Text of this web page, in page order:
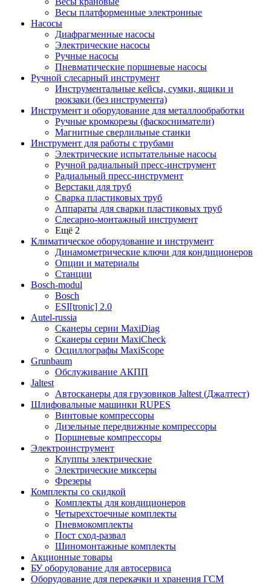
Весы платформенные электронные
Насосы
Диафрагменные насосы
Электрические насосы
Ручные насосы
Пневматические поршневые насосы
Ручной слесарный инструмент
Инструментальные кейсы, сумки, ящики и
рюкзаки (без инструмента)
Инструмент и оборудование для металлообработки
Ручные кромкорезы (фаскосниматели)
Магнитные сверлильные станки
Инструмент для работы с трубами
Электрические испытательные насосы
Ручной радиальный пресс-инструмент
Радиальный пресс-инструмент
Верстаки для труб
Сварка пластиковых труб
Аппараты для сварки пластиковых труб
Слесарно-монтажный инструмент
Ещё 2
Климатическое оборудование и инструмент
Динамометрические ключи для кондиционеров
Опции и материалы
Станции
Bosch-modul
Bosch
ESI[tronic] 2.0
Autel-russia
Сканеры серии MaxiDiag
Сканеры серии MaxiCheck
Осциллографы MaxiScope
Grunbaum
Обслуживание АКПП
Jaltest
Автосканеры для грузовиков Jaltest (Джалтест)
Шлифовальные машинки RUPES
Винтовые компрессоры
Дизельные передвижные компрессоры
Поршневые компрессоры
Электроинструмент
Клуппы электрические
Электрические миксеры
Фрезеры
Комплекты со скидкой
Комплекты для кондиционеров
Четырехстоечные комплекты
Пневмокомплекты
Пост сход-развал
Шиномонтажные комплекты
Акционные товары
БУ оборудование для автосервиса
Оборудование для перекачки и хранения ГСМ